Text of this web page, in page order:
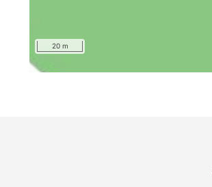
20 m